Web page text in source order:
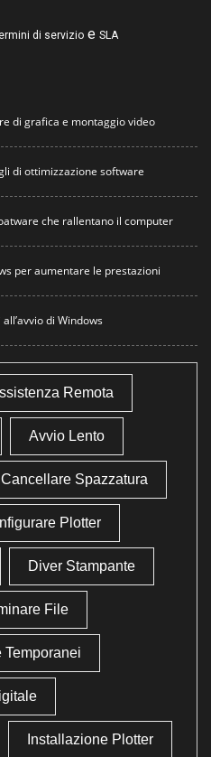
di servizio e SLA
di grafica e montaggio video
di ottimizzazione software
che rallentano il computer
per aumentare le prestazioni
di Windows
Remota
Avvio Lento
Cancellare Spazzatura
Plotter
Diver Stampante
File
Temporanei
Installazione Plotter